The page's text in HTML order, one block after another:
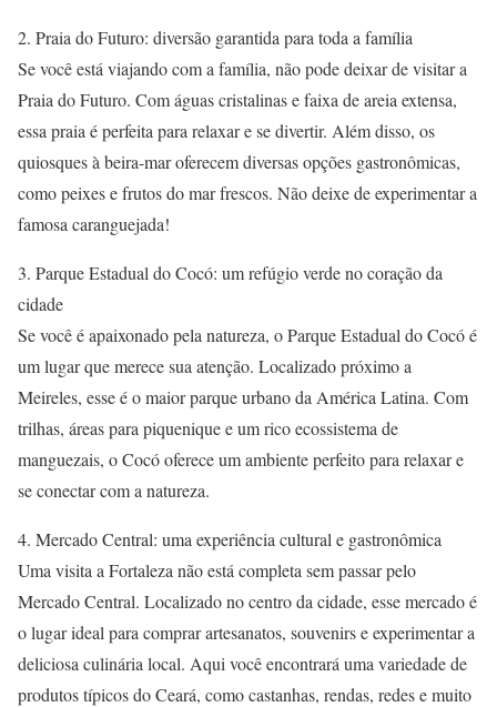
2. Praia do Futuro: diversão garantida para toda a família
Se você está viajando com a família, não pode deixar de visitar a
Praia do Futuro. Com águas cristalinas e faixa de areia extensa,
essa praia é perfeita para relaxar e se divertir. Além disso, os
quiosques à beira-mar oferecem diversas opções gastronômicas,
como peixes e frutos do mar frescos. Não deixe de experimentar a
famosa caranguejada!
3. Parque Estadual do Cocó: um refúgio verde no coração da
cidade
Se você é apaixonado pela natureza, o Parque Estadual do Cocó é
um lugar que merece sua atenção. Localizado próximo a
Meireles, esse é o maior parque urbano da América Latina. Com
trilhas, áreas para piquenique e um rico ecossistema de
manguezais, o Cocó oferece um ambiente perfeito para relaxar e
se conectar com a natureza.
4. Mercado Central: uma experiência cultural e gastronômica
Uma visita a Fortaleza não está completa sem passar pelo
Mercado Central. Localizado no centro da cidade, esse mercado é
o lugar ideal para comprar artesanatos, souvenirs e experimentar a
deliciosa culinária local. Aqui você encontrará uma variedade de
produtos típicos do Ceará, como castanhas, rendas, redes e muito